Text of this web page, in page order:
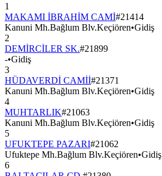
1
MAKAMI İBRAHİM CAMİ#21414
Kanuni Mh.Bağlum Blv.Keçiören•Gidiş
2
DEMİRCİLER SK.#21899
-•Gidiş
3
HÜDAVERDİ CAMİİ#21371
Kanuni Mh.Bağlum Blv.Keçiören•Gidiş
4
MUHTARLIK#21063
Kanuni Mh.Bağlum Blv.Keçiören•Gidiş
5
UFUKTEPE PAZARI#21062
Ufuktepe Mh.Bağlum Blv.Keçiören•Gidiş
6